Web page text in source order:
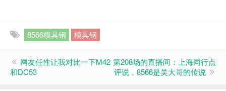
8566模具钢 模具钢
网友任性让我对比一下M42
和DC53
第208场的直播间：上海同行点
评说，8566是吴大哥的传说